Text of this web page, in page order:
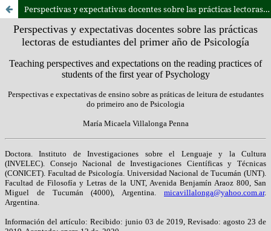
Perspectivas y expectativas docentes sobre las prácticas lectoras de estudiantes del primer año de Psicología